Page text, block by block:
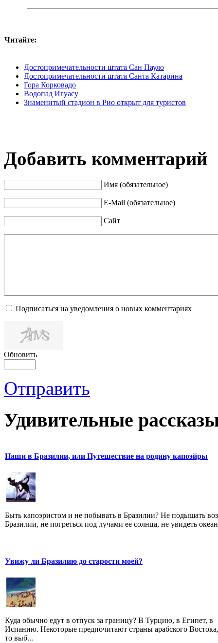
Читайте:
Достопримечательности штата Сан Пауло
Достопримечательности штата Санта Катарина
Гора Корковадо
Водопад Игуасу
Знаменитый стадион в Рио открыт для туристов
Добавить комментарий
Имя (обязательное)
E-Mail (обязательное)
Сайт
Подписаться на уведомления о новых комментариях
Обновить
Отправить
Удивительные
Наши в Бразилии, или Путешествие на родину капоэйры
Быть капоэристом и не побывать в Бразилии? Не подышать
Бразилии, не погреться под лучами ее солнца, не увидеть
Увижу ли Бразилию до старости моей?
Куда обычно едут в отпуск за границу? В Турцию, в Египет, в
Испанию. Некоторые предпочитают страны арабского
то выб...